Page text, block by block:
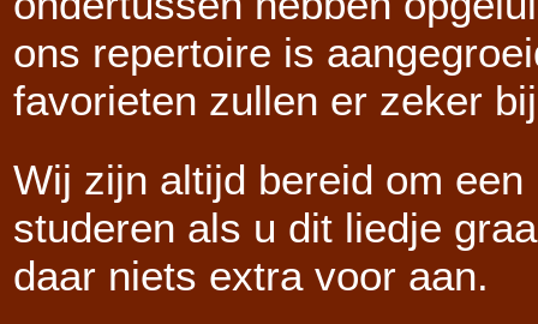
ons repertoire is
favorieten zullen er zeker
Wij zijn altijd bereid om
studeren als u dit liedje
daar niets extra voor aan.